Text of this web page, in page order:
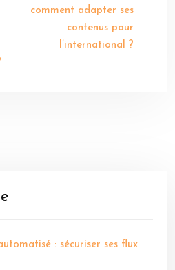
comment adapter ses
contenus pour
l’international ?
: sécuriser ses flux